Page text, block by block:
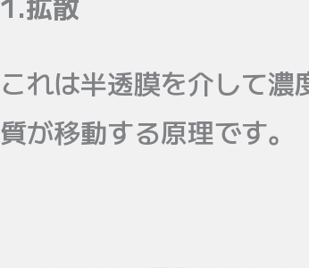
これは半透膜を介して
質が移動する原理です。